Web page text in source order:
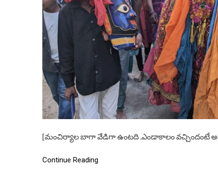
[మంచిర్యాల బాగా వేడిగా ఉంటది .ఎండాకాలం వచ్చిందంటే
Continue Reading